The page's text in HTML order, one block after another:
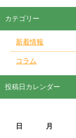
カテゴリー
新着情報
コラム
投稿日カレンダー
日 月